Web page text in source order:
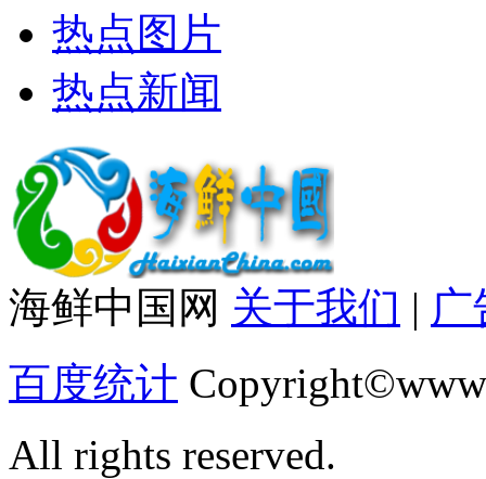
热点图片
热点新闻
海鲜中国网 关于我们 | 广
百度统计
All rights reserved.